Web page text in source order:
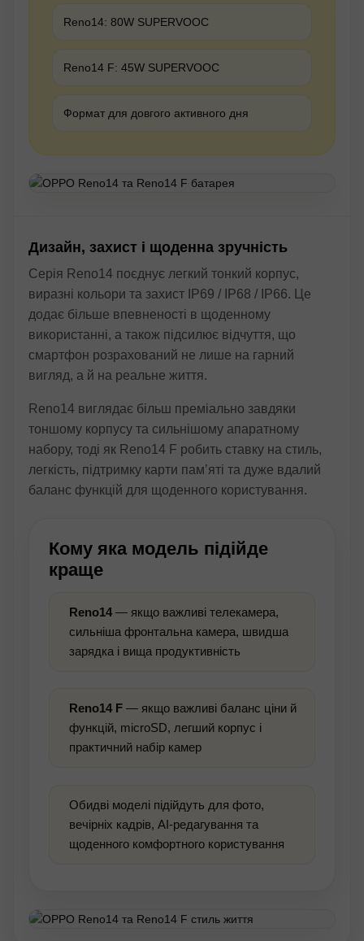
Reno14: 80W SUPERVOOC
Reno14 F: 45W SUPERVOOC
Формат для довгого активного дня
Дизайн, захист і щоденна зручність
Серія Reno14 поєднує легкий тонкий корпус,
виразні кольори та захист IP69 / IP68 / IP66. Це
додає більше впевненості в щоденному
використанні, а також підсилює відчуття, що
смартфон розрахований не лише на гарний
вигляд, а й на реальне життя.
Reno14 виглядає більш преміально завдяки
тоншому корпусу та сильнішому апаратному
набору, тоді як Reno14 F робить ставку на стиль,
легкість, підтримку карти пам’яті та дуже вдалий
баланс функцій для щоденного користування.
Кому яка модель підійде
краще
Reno14 — якщо важливі телекамера,
сильніша фронтальна камера, швидша
зарядка і вища продуктивність
Reno14 F — якщо важливі баланс ціни й
функцій, microSD, легший корпус і
практичний набір камер
Обидві моделі підійдуть для фото,
вечірніх кадрів, AI-редагування та
щоденного комфортного користування